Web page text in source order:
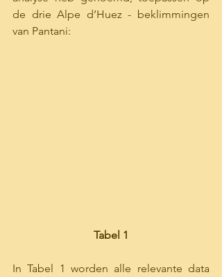
de drie Alpe d’Huez - beklimmingen
van Pantani:
Tabel 1
In Tabel 1 worden alle relevante data